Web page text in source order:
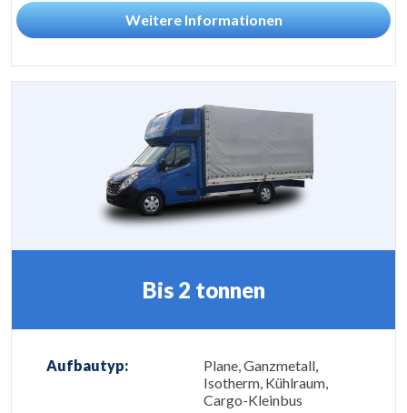
Weitere Informationen
Bis 2 tonnen
Aufbautyp:
Plane, Ganzmetall,
Isotherm, Kühlraum,
Cargo-Kleinbus